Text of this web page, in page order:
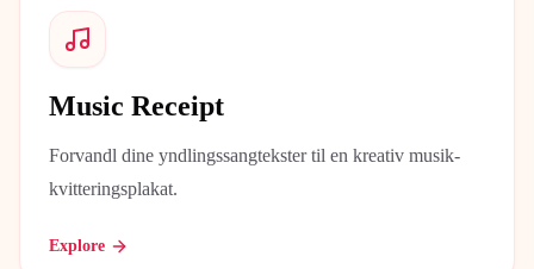
Music Receipt
Forvandl dine yndlingssangtekster til en kreativ musik-
kvitteringsplakat.
Explore